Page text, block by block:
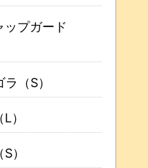
プガード
（S）
）
）